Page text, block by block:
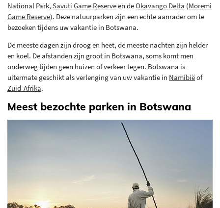
National Park, Savuti Game Reserveen deOkavango Delta (Moremi
Game Reserve). Deze natuurparken zijn een echte aanrader om te
bezoeken tijdens uw vakantie in Botswana.
De meeste dagen zijn droog en heet, de meeste nachten zijn helder
en koel. De afstanden zijn groot in Botswana, soms komt men
onderweg tijden geen huizen of verkeer tegen. Botswana is
uitermate geschikt als verlenging van uw vakantie in Namibiëof
Zuid-Afrika.
Meest bezochte parken in Botswana